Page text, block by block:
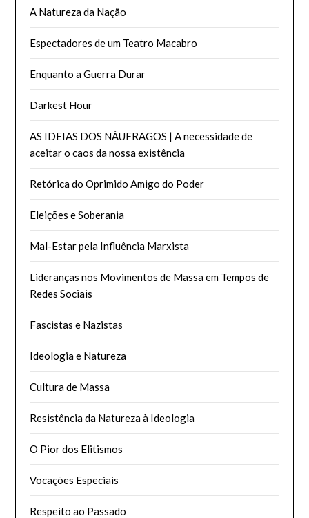
A Natureza da Nação
Espectadores de um Teatro Macabro
Enquanto a Guerra Durar
Darkest Hour
AS IDEIAS DOS NÁUFRAGOS | A necessidade de
aceitar o caos da nossa existência
Retórica do Oprimido Amigo do Poder
Eleições e Soberania
Mal-Estar pela Influência Marxista
Lideranças nos Movimentos de Massa em Tempos de
Redes Sociais
Fascistas e Nazistas
Ideologia e Natureza
Cultura de Massa
Resistência da Natureza à Ideologia
O Pior dos Elitismos
Vocações Especiais
Respeito ao Passado